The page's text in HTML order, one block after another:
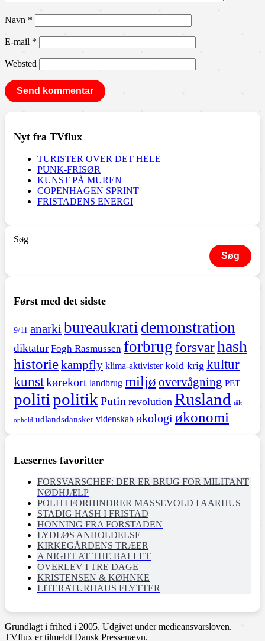
Navn *
E-mail *
Websted
Nyt fra TVflux
TURISTER OVER DET HELE
PUNK-FRISØR
KUNST PÅ MUREN
COPENHAGEN SPRINT
FRISTADENS ENERGI
Søg
Søg
Først med det sidste
9/11 anarki bureaukrati demonstration
diktatur Fogh Rasmussen forbrugforsvarhash
historiekampfly klima-aktivister kold krig kultur
kunstkørekort landbrug miljø overvågning PET
politipolitik Putin revolution Rusland tålt
ophold udlandsdansker videnskab økologi økonomi
Læsernes favoritter
FORSVARSCHEF: DER ER BRUG FOR MILITANT
NØDHJÆLP
POLITI FORHINDRER MASSEVOLD I AARHUS
STADIG HASH I FRISTAD
HONNING FRA FORSTADEN
LYDLØS ANHOLDELSE
KIRKEGÅRDENS TRÆER
A NIGHT AT THE BALLET
OVERLEV I TRE DAGE
KRISTENSEN & KØHNKE
LITERATURHAUS FLYTTER
Grundlagt i frihed i 2005. Udgivet under medieansvarsloven.
TVflux er tilmeldt Dansk Pressenævn.